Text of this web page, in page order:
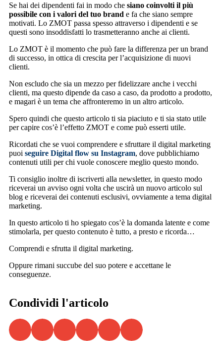
Se hai dei dipendenti fai in modo che siano coinvolti il più
possibile con i valori del tuo brand e fa che siano sempre
motivati. Lo ZMOT passa spesso attraverso i dipendenti e se
questi sono insoddisfatti lo trasmetteranno anche ai clienti.
Lo ZMOT è il momento che può fare la differenza per un brand
di successo, in ottica di crescita per l’acquisizione di nuovi
clienti.
Non escludo che sia un mezzo per fidelizzare anche i vecchi
clienti, ma questo dipende da caso a caso, da prodotto a prodotto,
e magari è un tema che affronteremo in un altro articolo.
Spero quindi che questo articolo ti sia piaciuto e ti sia stato utile
per capire cos’è l’effetto ZMOT e come può esserti utile.
Ricordati che se vuoi comprendere e sfruttare il digital marketing
puoi seguire Digital flow su Instagram, dove pubblichiamo
contenuti utili per chi vuole conoscere meglio questo mondo.
Ti consiglio inoltre di iscriverti alla newsletter, in questo modo
riceverai un avviso ogni volta che uscirà un nuovo articolo sul
blog e riceverai dei contenuti esclusivi, ovviamente a tema digital
marketing.
In questo articolo ti ho spiegato cos’è la domanda latente e come
stimolarla, per questo contenuto è tutto, a presto e ricorda…
Comprendi e sfrutta il digital marketing.
Oppure rimani succube del suo potere e accettane le
conseguenze.
Condividi l'articolo